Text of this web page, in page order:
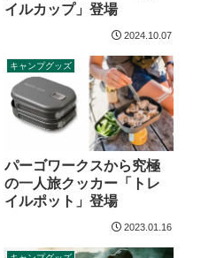
イルカップ」登場
2024.10.07
キャンプグッズ
パーゴワークスから究極
の一人旅クッカー「トレ
イルポット」登場
2023.01.16